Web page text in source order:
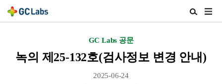
검
색
GC Labs 공문
녹의 제25-132호(검사정보 변경 안내)
2025-06-24